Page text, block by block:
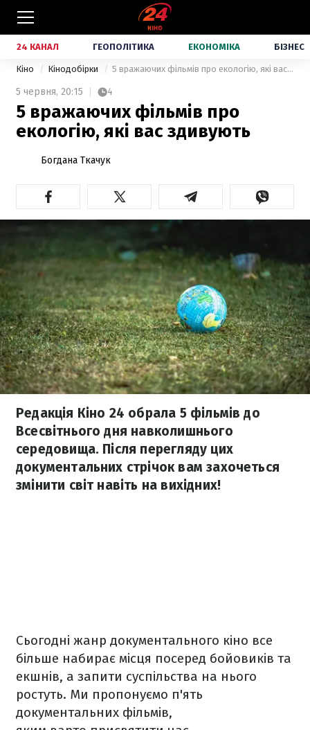
24 КАНАЛ ГЕОПОЛІТИКА ЕКОНОМІКА БІЗНЕС
Кіно Кінодобірки 5 вражаючих фільмів про екологію, які вас здивують
5 червня, 20:15 4
5 вражаючих фільмів про
екологію, які вас здивують
Богдана Ткачук
Редакція Кіно 24 обрала 5 фільмів до
Всесвітнього дня навколишнього
середовища. Після перегляду цих
документальних стрічок вам захочеться
змінити світ навіть на вихідних!
Сьогодні жанр документального кіно все
більше набирає місця посеред бойовиків та
екшнів, а запити суспільства на нього
ростуть. Ми пропонуємо п'ять
документальних фільмів,